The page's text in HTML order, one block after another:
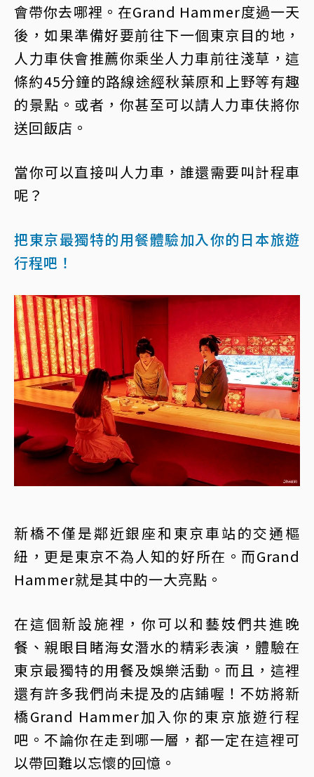
會帶你去哪裡。在Grand Hammer度過一天
後，如果準備好要前往下一個東京目的地，
人力車伕會推薦你乘坐人力車前往淺草，這
條約45分鐘的路線途經秋葉原和上野等有趣
的景點。或者，你甚至可以請人力車伕將你
送回飯店。
當你可以直接叫人力車，誰還需要叫計程車
呢？
把東京最獨特的用餐體驗加入你的日本旅遊
行程吧！
新橋不僅是鄰近銀座和東京車站的交通樞
紐，更是東京不為人知的好所在。而Grand
Hammer就是其中的一大亮點。
在這個新設施裡，你可以和藝妓們共進晚
餐、親眼目睹海女潛水的精彩表演，體驗在
東京最獨特的用餐及娛樂活動。而且，這裡
還有許多我們尚未提及的店鋪喔！不妨將新
橋Grand Hammer加入你的東京旅遊行程
吧。不論你在走到哪一層，都一定在這裡可
以帶回難以忘懷的回憶。